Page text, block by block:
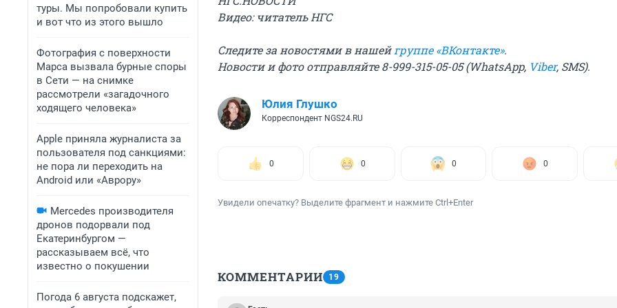
туры. Мы попробовали купить
и вот что из этого вышло
Фотография с поверхности
Марса вызвала бурные споры
в Сети — на снимке
рассмотрели «загадочного
ходящего человека»
Apple приняла журналиста за
пользователя под санкциями:
не пора ли переходить на
Android или «Аврору»
Mercedes производителя
дронов подорвали под
Екатеринбургом —
рассказываем всё, что
известно о покушении
Погода 6 августа подскажет,
Видео: читатель НГС
Следите за новостями в нашей группе «ВКонтакте».
Новости и фото отправляйте 8-999-315-05-05 (WhatsApp, Viber, SMS).
Юлия Глушко
Корреспондент NGS24.RU
0 0 0 0
Увидели опечатку? Выделите фрагмент и нажмите Ctrl+Enter
КОММЕНТАРИИ 19